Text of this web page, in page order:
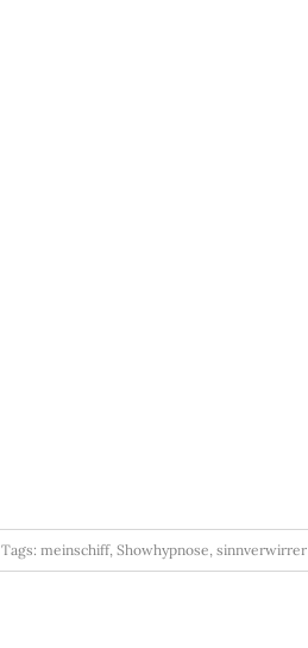
Tags:meinschiff,Showhypnose,sinnverwirrer